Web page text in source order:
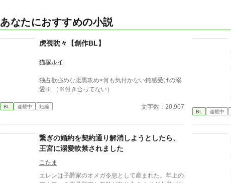
あなたにおすすめの小説
虎視眈々【創作BL】
猫塚ルイ
独占欲強めな腹黒攻め×何も気付かない鈍感受けの溺
愛BL（※付き合ってない）
BL 連載中 短編 文字数：20,907
BL 連載中
繋ぎの婚約を契約通り解消しようとしたら、
王宮に溺愛軟禁されました
こたま
エレンは子爵家のオメガ令息として産まれた。年上の